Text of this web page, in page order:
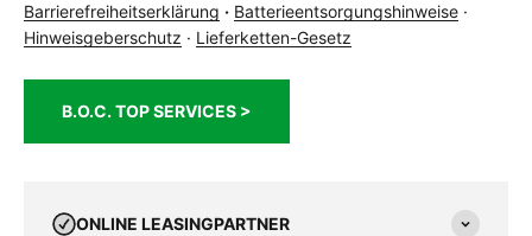
Barrierefreiheitserklärung · Batterieentsorgungshinweise ·
Hinweisgeberschutz · Lieferketten-Gesetz
B.O.C. TOP SERVICES >
ONLINE LEASINGPARTNER